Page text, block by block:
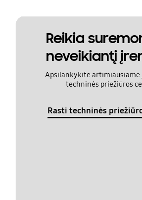
Reikia
neveikiantį
Apsilankykite artimiausiame
techninės priežiūros
Rasti techninės